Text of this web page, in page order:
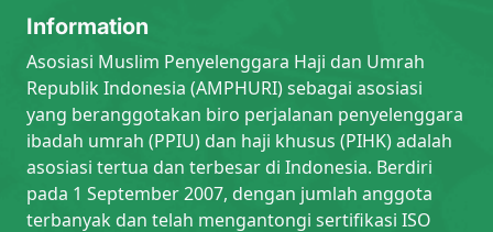
Information
Asosiasi Muslim Penyelenggara Haji dan Umrah
Republik Indonesia (AMPHURI) sebagai asosiasi
yang beranggotakan biro perjalanan penyelenggara
ibadah umrah (PPIU) dan haji khusus (PIHK) adalah
asosiasi tertua dan terbesar di Indonesia. Berdiri
pada 1 September 2007, dengan jumlah anggota
terbanyak dan telah mengantongi sertifikasi ISO